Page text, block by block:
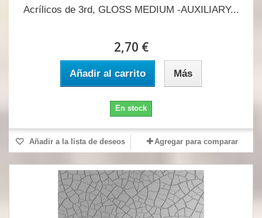
Acrílicos de 3rd, GLOSS MEDIUM -AUXILIARY...
2,70 €
Añadir al carrito Más
En stock
Añadir a la lista de deseos Agregar para comparar